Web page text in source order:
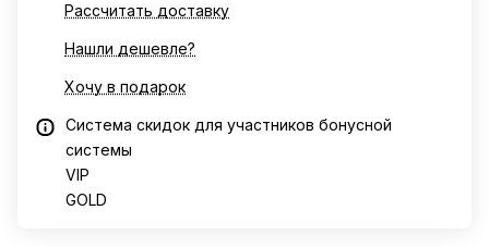
Рассчитать доставку
Нашли дешевле?
Хочу в подарок
Система скидок для участников бонусной
системы
VIP
GOLD